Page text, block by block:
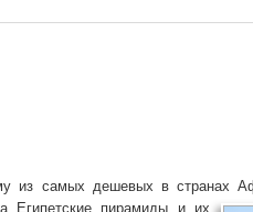
из самых дешевых в странах
Египетские пирамиды и их